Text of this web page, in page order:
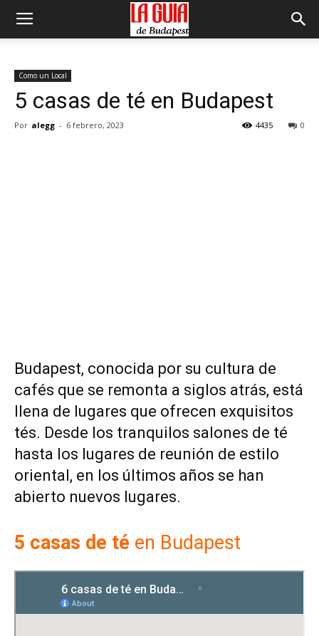
Como un Local
5 casas de té en Budapest
Por alegg - 6 febrero, 2023 0
4435
Budapest, conocida por su cultura de
cafés que se remonta a siglos atrás, está
llena de lugares que ofrecen exquisitos
tés. Desde los tranquilos salones de té
hasta los lugares de reunión de estilo
oriental, en los últimos años se han
abierto nuevos lugares.
5 casas de té en Budapest